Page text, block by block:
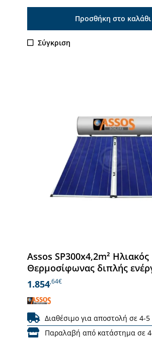
Προσθήκη στο καλάθι
Σύγκριση
Assos SP300x4,2m² Ηλιακός
Θερμοσίφωνας διπλής
1.854,64€
Διαθέσιμο για αποστολή σε 4-
Παραλαβή από κατάστημα σε